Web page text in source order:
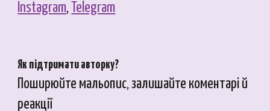
Instagram, Telegram
Як підтримати авторку?
Поширюйте мальопис, залишайте коментарі й
реакції